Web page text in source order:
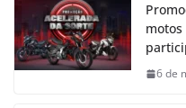
6 de